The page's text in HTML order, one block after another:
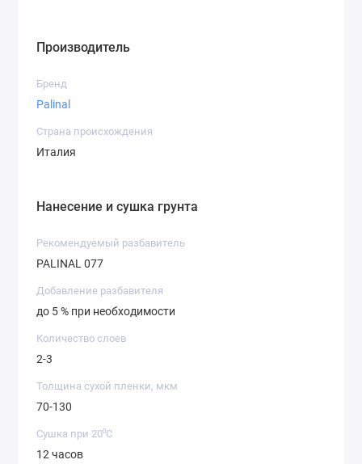
Производитель
Бренд
Palinal
Страна происхождения
Италия
Нанесение и сушка грунта
Рекомендуемый разбавитель
PALINAL 077
Добавление разбавителя
до 5 % при необходимости
Количество слоев
2-3
Толщина сухой пленки, мкм
70-130
Сушка при 20⁰С
12 часов